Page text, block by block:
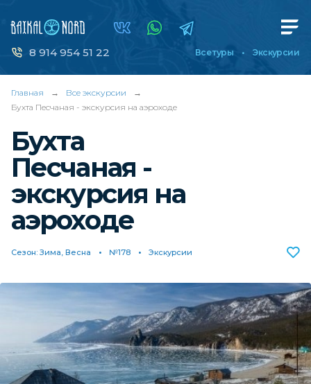
8 914 954 51 22 Все туры Экскурсии
Главная → Все экскурсии
→
Бухта Песчаная - экскурсия на аэроходе
Бухта
Песчаная -
экскурсия на
аэроходе
Сезон: Зима, Весна №178 Экскурсии